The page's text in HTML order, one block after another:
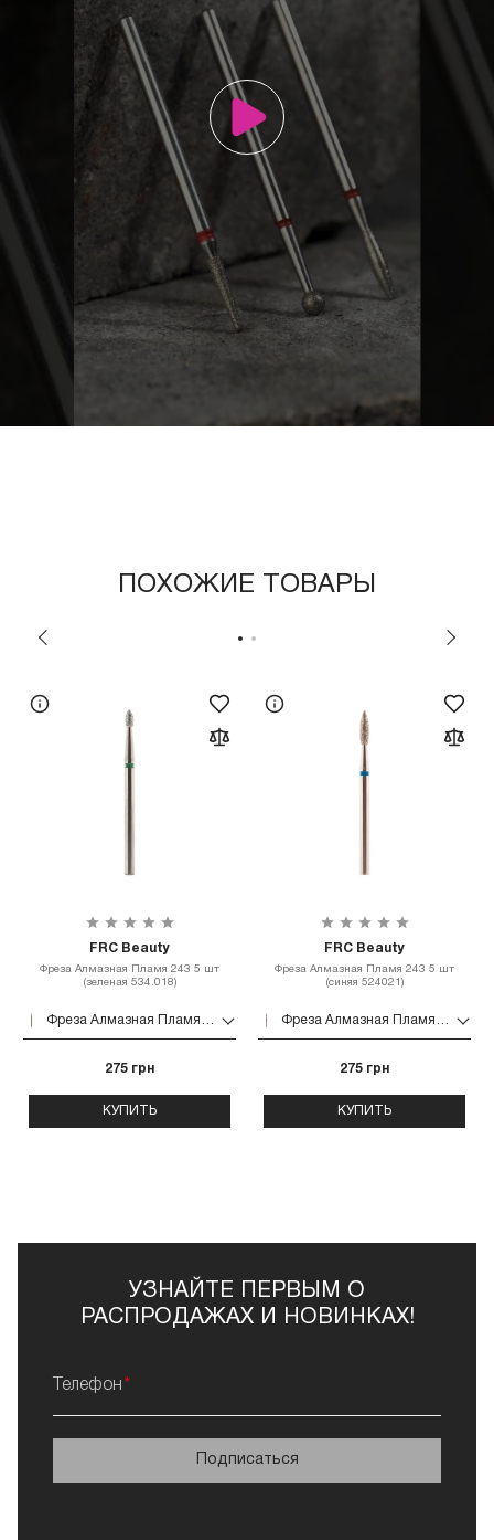
ПОХОЖИЕ ТОВАРЫ
FRC Beauty
Фреза Алмазная Пламя 243 5 шт
(зеленая 534.018)
Фреза Алмазная Пламя 243 5 шт (зеленая 534.018)
275 грн
КУПИТЬ
FRC Beauty
Фреза Алмазная Пламя 243 5 шт
(синяя 524021)
Фреза Алмазная Пламя 243 5 шт (синяя 524021)
275 грн
КУПИТЬ
УЗНАЙТЕ ПЕРВЫМ О
РАСПРОДАЖАХ И НОВИНКАХ!
Телефон
Подписаться